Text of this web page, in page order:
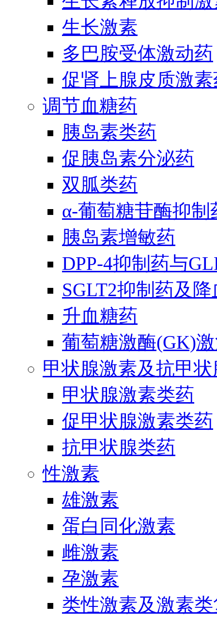
生长激素
多巴胺受体激动药
促肾上腺皮质激
调节血糖药
胰岛素类药
促胰岛素分泌药
双胍类药
α-葡萄糖苷酶抑制
胰岛素增敏药
DPP-4抑制药与
SGLT2抑制药及
升血糖药
葡萄糖激酶(GK)
甲状腺激素及抗甲
甲状腺激素类药
促甲状腺激素类药
抗甲状腺类药
性激素
雄激素
蛋白同化激素
雌激素
孕激素
类性激素及激素